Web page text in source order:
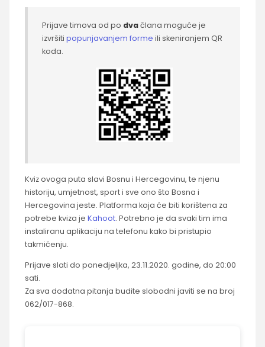
Prijave timova od po dvačlana moguće je
izvršiti popunjavanjem forme ili skeniranjem QR
koda.
Kviz ovoga puta slavi Bosnu i Hercegovinu, te njenu
historiju, umjetnost, sport i sve ono što Bosna i
Hercegovina jeste. Platforma koja će biti korištena za
potrebe kviza je Kahoot. Potrebno je da svaki tim ima
instaliranu aplikaciju na telefonu kako bi pristupio
takmičenju.
Prijave slati do ponedjeljka, 23.11.2020. godine, do 20:00
sati.
Za sva dodatna pitanja budite slobodni javiti se na broj
062/017-868.